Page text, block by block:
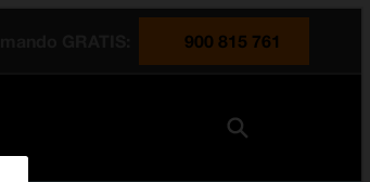
900 815 761